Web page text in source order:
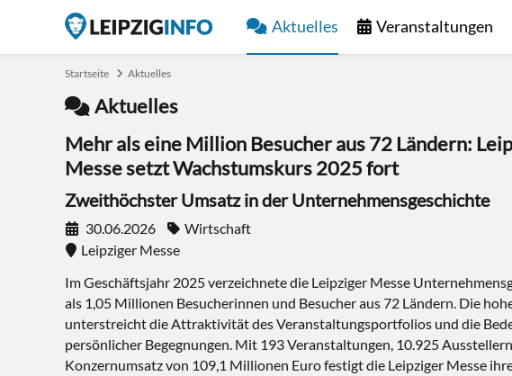
Aktuelles Veranstaltungen
Startseite Aktuelles
Aktuelles
Mehr als eine Million Besucher aus 72 Ländern:
Messe setzt Wachstumskurs 2025 fort
Zweithöchster Umsatz in der Unternehmensgeschichte
30.06.2026
Wirtschaft
Leipziger Messe
Im Geschäftsjahr 2025 verzeichnete die Leipziger Messe
als 1,05 Millionen Besucherinnen und Besucher aus 72 Ländern. Die
unterstreicht die Attraktivität des Veranstaltungsportfolios und die
persönlicher Begegnungen. Mit 193 Veranstaltungen, 10.925
Konzernumsatz von 109,1 Millionen Euro festigt die Leipziger Messe